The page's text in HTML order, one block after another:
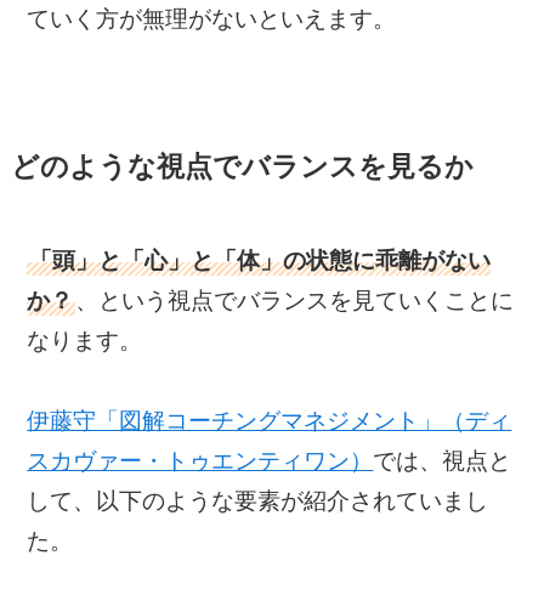
ていく方が無理がないといえます。
どのような視点でバランスを見るか
「頭」と「心」と「体」の状態に乖離がない
か？、という視点でバランスを見ていくことに
なります。
伊藤守「図解コーチングマネジメント」（ディ
スカヴァー・トゥエンティワン） では、視点と
して、以下のような要素が紹介されていまし
た。